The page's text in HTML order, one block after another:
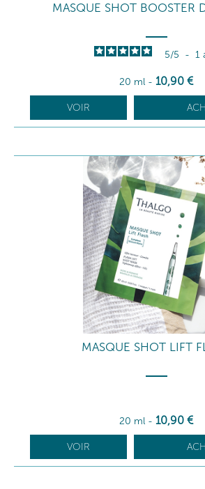
MASQUE SHOT BOOSTER
5/5 - 1
20 ml - 10,90 €
VOIR
MASQUE SHOT LIFT
20 ml - 10,90 €
VOIR